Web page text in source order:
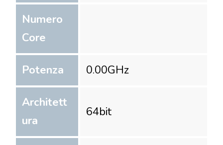
Numero
Core
Potenza 0.00GHz
Architett
ura
64bit